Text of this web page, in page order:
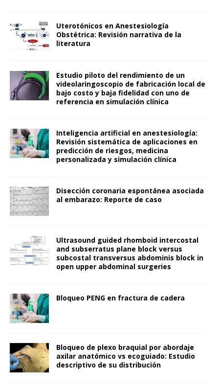
Uterotónicos en Anestesiología
Obstétrica: Revisión narrativa de la
literatura
Estudio piloto del rendimiento de un
videolaringoscopio de fabricación local de
bajo costo y baja fidelidad con uno de
referencia en simulación clínica
Inteligencia artificial en anestesiología:
Revisión sistemática de aplicaciones en
predicción de riesgos, medicina
personalizada y simulación clínica
Disección coronaria espontánea asociada
al embarazo: Reporte de caso
Ultrasound guided rhomboid intercostal
and subserratus plane block versus
subcostal transversus abdominis block in
open upper abdominal surgeries
Bloqueo PENG en fractura de cadera
Bloqueo de plexo braquial por abordaje
axilar anatómico vs ecoguiado: Estudio
descriptivo de su distribución